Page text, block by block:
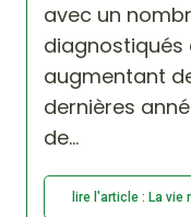
avec un
diagnostiqués
augmentant
dernières
de...
lire l'article : La vie